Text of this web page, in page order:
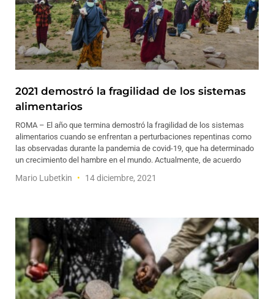
2021 demostró la fragilidad de los sistemas
alimentarios
ROMA – El año que termina demostró la fragilidad de los sistemas
alimentarios cuando se enfrentan a perturbaciones repentinas como
las observadas durante la pandemia de covid-19, que ha determinado
un crecimiento del hambre en el mundo. Actualmente, de acuerdo
Mario Lubetkin 14 diciembre, 2021